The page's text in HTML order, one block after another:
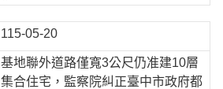
115-05-20
基地聯外道路僅寬3公尺仍准建10層
集合住宅，監察院糾正臺中市政府都